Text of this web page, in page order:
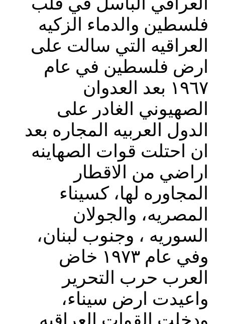
فلسطين والدماء الزكيه
العراقيه التي سالت على
ارض فلسطين في عام
١٩٦٧ بعد العدوان
الصهيوني الغادر على
الدول العربيه المجاره بعد
ان احتلت قوات الصهاينه
اراضي من الاقطار
المجاوره لها، كسيناء
المصريه، والجولان
السوريه ، وجنوب لبنان،
وفي عام ١٩٧٣ خاض
العرب حرب التحرير
واعيدت ارض سيناء،